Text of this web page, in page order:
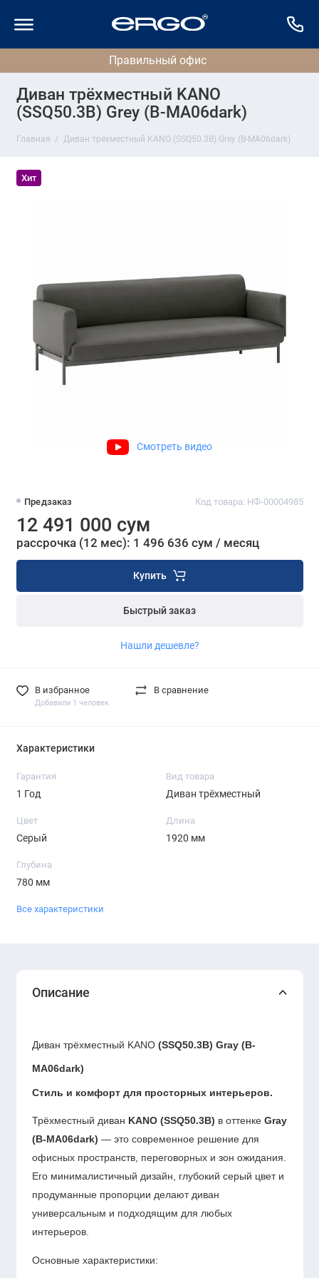
Диван трёхместный KANO
(SSQ50.3B) Grey (B-MA06dark)
Главная Диван трёхместный KANO (SSQ50.3B) Grey (B-MA06dark)
Хит
Смотреть видео
Предзаказ Код товара: НФ-00004985
12 491 000 сум
рассрочка (12 мес): 1 496 636 сум / месяц
Купить
Быстрый заказ
Нашли дешевле?
В избранное
Добавили 1 человек
В сравнение
Характеристики
Гарантия
1 Год
Вид товара
Диван трёхместный
Цвет
Серый
Длина
1920 мм
Глубина
780 мм
Все характеристики
Описание
Диван трёхместный KANO (SSQ50.3B) Gray (B-
MA06dark)
Стиль и комфорт для просторных интерьеров.
Трёхместный диван KANO (SSQ50.3B) в оттенке Gray
(B-MA06dark) — это современное решение для
офисных пространств, переговорных и зон ожидания.
Его минималистичный дизайн, глубокий серый цвет и
продуманные пропорции делают диван
универсальным и подходящим для любых
интерьеров.
Основные характеристики: